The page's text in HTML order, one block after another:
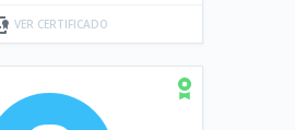
VER CERTIFICADO